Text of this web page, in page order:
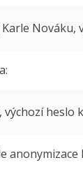
Nováku,
výchozí heslo